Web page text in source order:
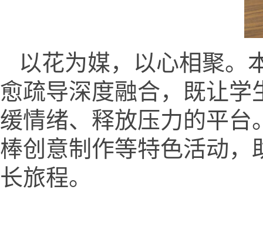
以花为媒，以心相聚。
愈疏导深度融合，既让学
缓情绪、释放压力的平台
棒创意制作等特色活动，
长旅程。